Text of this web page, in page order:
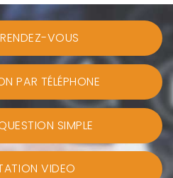
VOUS
PAR TÉLÉPHONE
SIMPLE
VIDEO